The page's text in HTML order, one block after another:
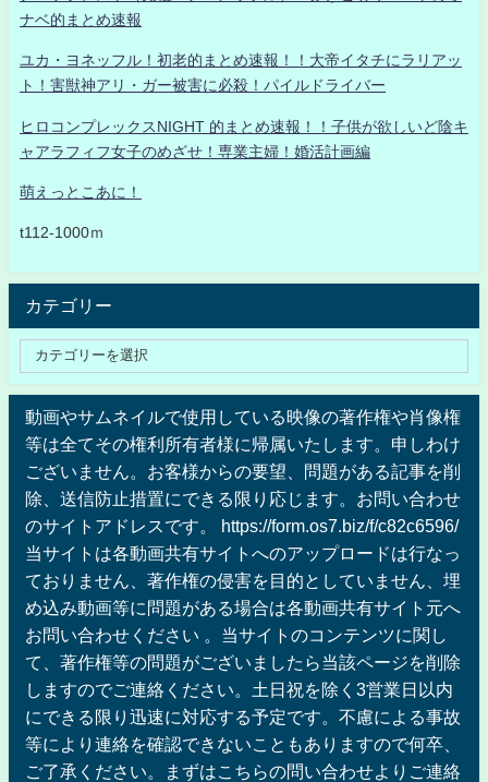
ナベ的まとめ速報
ユカ・ヨネッフル！初老的まとめ速報！！大帝イタチにラリアッ
ト！害獣神アリ・ガー被害に必殺！パイルドライバー
ヒロコンプレックスNIGHT 的まとめ速報！！子供が欲しいど陰キ
ャアラフィフ女子のめざせ！専業主婦！婚活計画編
萌えっとこあに！
t112-1000ｍ
カテゴリー
動画やサムネイルで使用している映像の著作権や肖像権
等は全てその権利所有者様に帰属いたします。申しわけ
ございません。お客様からの要望、問題がある記事を削
除、送信防止措置にできる限り応じます。お問い合わせ
のサイトアドレスです。 https://form.os7.biz/f/c82c6596/
当サイトは各動画共有サイトへのアップロードは行なっ
ておりません、著作権の侵害を目的としていません、埋
め込み動画等に問題がある場合は各動画共有サイト元へ
お問い合わせください 。当サイトのコンテンツに関し
て、著作権等の問題がございましたら当該ページを削除
しますのでご連絡ください。土日祝を除く3営業日以内
にできる限り迅速に対応する予定です。不慮による事故
等により連絡を確認できないこともありますので何卒、
ご了承ください。まずはこちらの問い合わせよりご連絡